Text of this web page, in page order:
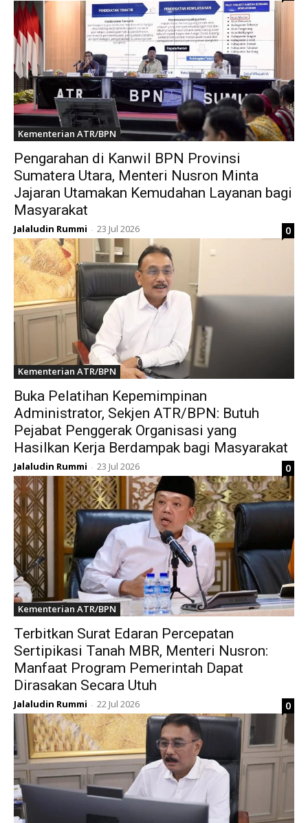
Kementerian ATR/BPN
Pengarahan di Kanwil BPN Provinsi
Sumatera Utara, Menteri Nusron Minta
Jajaran Utamakan Kemudahan Layanan bagi
Masyarakat
Jalaludin Rummi - 23 Jul 2026 0
Kementerian ATR/BPN
Buka Pelatihan Kepemimpinan
Administrator, Sekjen ATR/BPN: Butuh
Pejabat Penggerak Organisasi yang
Hasilkan Kerja Berdampak bagi Masyarakat
Jalaludin Rummi - 23 Jul 2026 0
Kementerian ATR/BPN
Terbitkan Surat Edaran Percepatan
Sertipikasi Tanah MBR, Menteri Nusron:
Manfaat Program Pemerintah Dapat
Dirasakan Secara Utuh
Jalaludin Rummi - 22 Jul 2026 0